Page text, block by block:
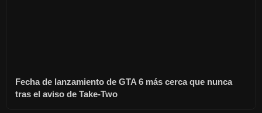
Fecha de lanzamiento de GTA 6 más cerca que nunca
tras el aviso de Take-Two